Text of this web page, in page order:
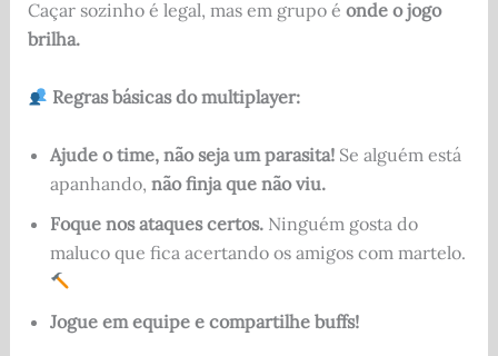
Caçar sozinho é legal, mas em grupo é onde o jogo
brilha.
Regras básicas do multiplayer:
Ajude o time, não seja um parasita!Se alguém está
apanhando, não finja que não viu.
Foque nos ataques certos.Ninguém gosta do
maluco que fica acertando os amigos com martelo.
Jogue em equipe e compartilhe buffs!